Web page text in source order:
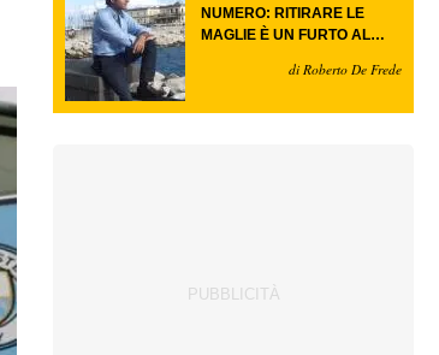
NUMERO: RITIRARE LE
MAGLIE È UN FURTO AL
di Roberto De Frede